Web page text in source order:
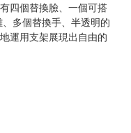
四個替換臉、一個可搭
多個替換手、半透明的
運用支架展現出自由的